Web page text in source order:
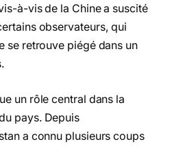
à-vis de la Chine a suscité
observateurs, qui
se retrouve piégé dans un
un rôle central dans la
pays. Depuis
a connu plusieurs coups